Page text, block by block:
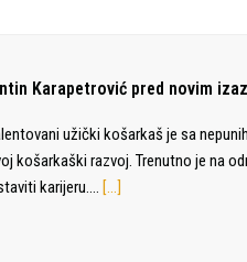
Karapetrović pred novim
užički košarkaš je sa
košarkaški razvoj. Trenutno je na
karijeru.… […]